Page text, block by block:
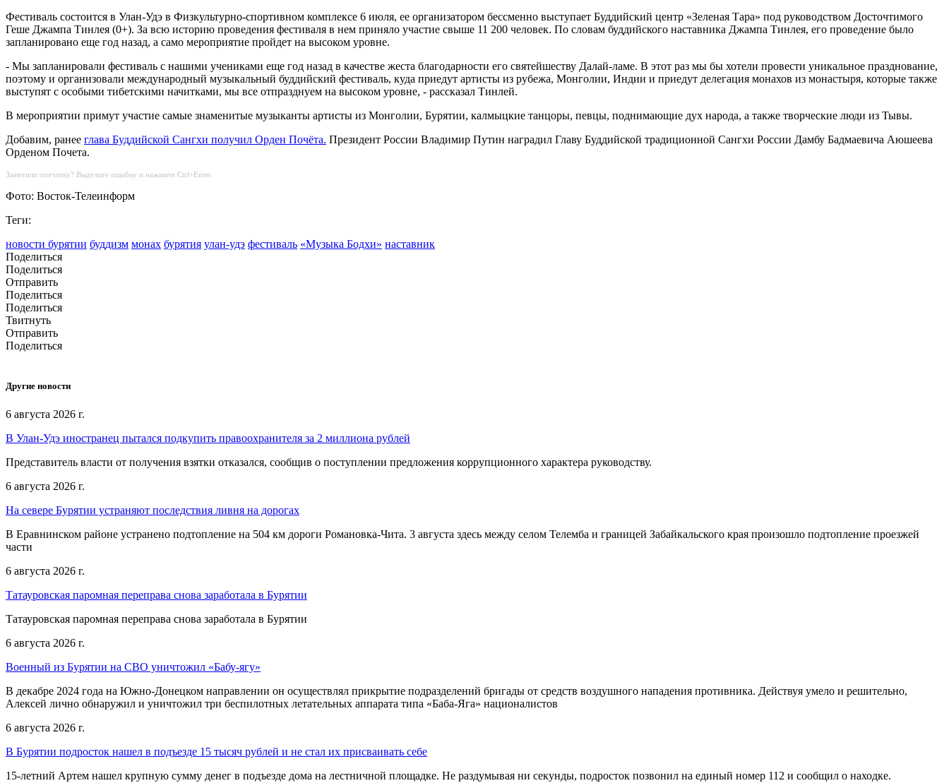
Фестиваль состоится в Улан-Удэ в Физкультурно-спортивном комплексе 6 июля, ее организатором бессменно выступает Буддийский центр «Зеленая Тара» под руководством Досточтимого
Геше Джампа Тинлея (0+). За всю историю проведения фестиваля в нем приняло участие свыше 11 200 человек. По словам буддийского наставника Джампа Тинлея, его проведение было
запланировано еще год назад, а само мероприятие пройдет на высоком уровне.
- Мы запланировали фестиваль с нашими учениками еще год назад в качестве жеста благодарности его святейшеству Далай-ламе. В этот раз мы бы хотели провести уникальное празднование,
поэтому и организовали международный музыкальный буддийский фестиваль, куда приедут артисты из рубежа, Монголии, Индии и приедут делегация монахов из монастыря, которые также
выступят с особыми тибетскими начитками, мы все отпразднуем на высоком уровне, - рассказал Тинлей.
В мероприятии примут участие самые знаменитые музыканты артисты из Монголии, Бурятии, калмыцкие танцоры, певцы, поднимающие дух народа, а также творческие люди из Тывы.
Добавим, ранее глава Буддийской Сангхи получил Орден Почёта. Президент России Владимир Путин наградил Главу Буддийской традиционной Сангхи России Дамбу Бадмаевича Аюшеева
Орденом Почета.
Заметили опечатку? Выделите ошибку и нажмите Ctrl+Enter.
Фото: Восток-Телеинформ
Теги:
новости бурятии буддизм монах бурятия улан-удэ фестиваль «Музыка Бодхи» наставник
Поделиться
Поделиться
Отправить
Поделиться
Поделиться
Твитнуть
Отправить
Поделиться
Другие новости
6 августа 2026 г.
В Улан-Удэ иностранец пытался подкупить правоохранителя за 2 миллиона рублей
Представитель власти от получения взятки отказался, сообщив о поступлении предложения коррупционного характера руководству.
6 августа 2026 г.
На севере Бурятии устраняют последствия ливня на дорогах
В Еравнинском районе устранено подтопление на 504 км дороги Романовка-Чита. 3 августа здесь между селом Телемба и границей Забайкальского края произошло подтопление проезжей
части
6 августа 2026 г.
Татауровская паромная переправа снова заработала в Бурятии
Татауровская паромная переправа снова заработала в Бурятии
6 августа 2026 г.
Военный из Бурятии на СВО уничтожил «Бабу-ягу»
В декабре 2024 года на Южно-Донецком направлении он осуществлял прикрытие подразделений бригады от средств воздушного нападения противника. Действуя умело и решительно,
Алексей лично обнаружил и уничтожил три беспилотных летательных аппарата типа «Баба-Яга» националистов
6 августа 2026 г.
В Бурятии подросток нашел в подъезде 15 тысяч рублей и не стал их присваивать себе
15-летний Артем нашел крупную сумму денег в подъезде дома на лестничной площадке. Не раздумывая ни секунды, подросток позвонил на единый номер 112 и сообщил о находке.